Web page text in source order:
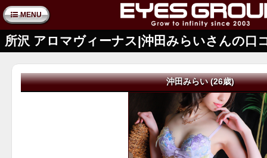
MENU
所沢 アロマヴィーナス|沖田みらいさんの口
沖田みらい (26歳)